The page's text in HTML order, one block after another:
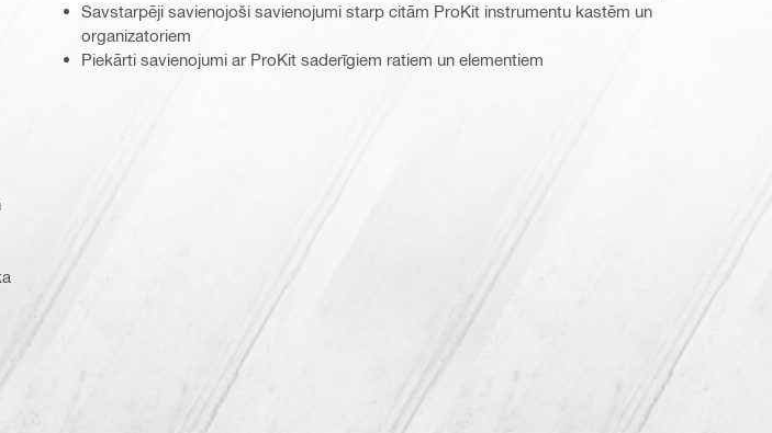
Savstarpēji savienojoši savienojumi starp citām ProKit instrumentu kastēm un
organizatoriem
Piekārti savienojumi ar ProKit saderīgiem ratiem un elementiem